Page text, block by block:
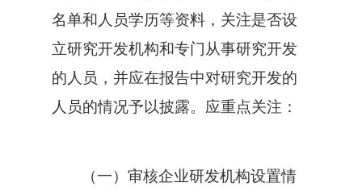
名单和人员学历等资料，关注是否设
立研究开发机构和专门从事研究开发
的人员，并应在报告中对研究开发的
人员的情况予以披露。应重点关注：
（一）审核企业研发机构设置情